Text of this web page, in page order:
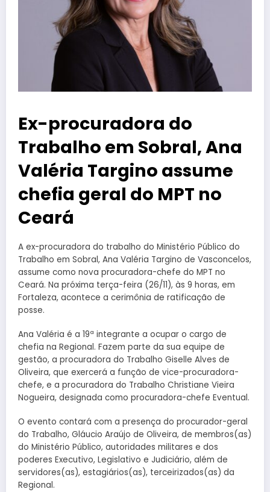
Ex-procuradora do
Trabalho em Sobral, Ana
Valéria Targino assume
chefia geral do MPT no
Ceará
A ex-procuradora do trabalho do Ministério Público do
Trabalho em Sobral, Ana Valéria Targino de Vasconcelos,
assume como nova procuradora-chefe do MPT no
Ceará. Na próxima terça-feira (26/11), às 9 horas, em
Fortaleza, acontece a cerimônia de ratificação de
posse.
Ana Valéria é a 19ª integrante a ocupar o cargo de
chefia na Regional. Fazem parte da sua equipe de
gestão, a procuradora do Trabalho Giselle Alves de
Oliveira, que exercerá a função de vice-procuradora-
chefe, e a procuradora do Trabalho Christiane Vieira
Nogueira, designada como procuradora-chefe Eventual.
O evento contará com a presença do procurador-geral
do Trabalho, Gláucio Araújo de Oliveira, de membros(as)
do Ministério Público, autoridades militares e dos
poderes Executivo, Legislativo e Judiciário, além de
servidores(as), estagiários(as), terceirizados(as) da
Regional.